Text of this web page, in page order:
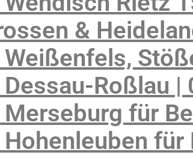
&
Roßlau |
für
für